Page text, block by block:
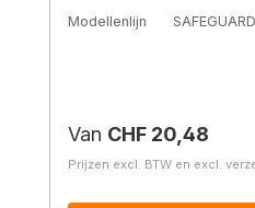
Modellenlijn
Normale prijs:
Van CHF 20,48
Prijzen excl. BTW en excl.